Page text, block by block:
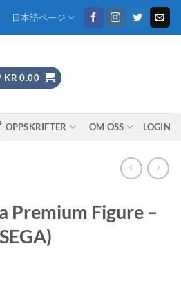
日本語ページ
KR 0.00
OPPSKRIFTER OM OSS LOGIN
Premium Figure –